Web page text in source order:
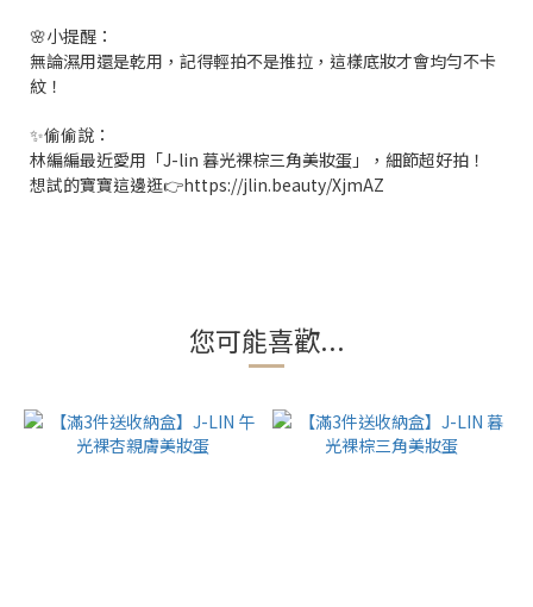
🌸小提醒：
無論濕用還是乾用，記得輕拍不是推拉，這樣底妝才會均勻不卡
紋！
✨偷偷說：
林編編最近愛用「J-lin 暮光裸棕三角美妝蛋」，細節超好拍！
想試的寶寶這邊逛👉https://jlin.beauty/XjmAZ
您可能喜歡...